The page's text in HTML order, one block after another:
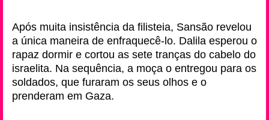
Após muita insistência da filisteia, Sansão revelou
a única maneira de enfraquecê-lo. Dalila esperou o
rapaz dormir e cortou as sete tranças do cabelo do
israelita. Na sequência, a moça o entregou para os
soldados, que furaram os seus olhos e o
prenderam em Gaza.